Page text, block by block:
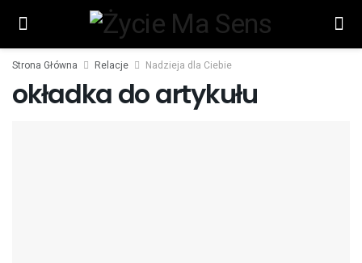
Strona Główna Relacje Nadzieja dla Ciebie
okładka do artykułu